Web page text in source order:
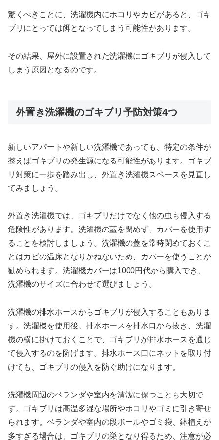
驚くべきことに、洗濯機内にホコリやカビがあると、ゴキ
ブリにとっては餌となってしまう可能性があります。
その結果、屋外に設置された洗濯機にゴキブリが侵入して
しまう原因となるのです。
外置き洗濯機のゴキブリ予防対策4つ
新しいアパートや新しい洗濯機であっても、特定の条件が
整えばゴキブリの発生源になる可能性があります。ゴキブ
リ対策に一歩を踏み出し、外置き洗濯機スペースを見直し
てみましょう。
外置き洗濯機では、ゴキブリだけでなく他の虫も侵入する
危険性があります。洗濯機の蓋を閉めず、カバーを使用す
ることを検討しましょう。洗濯機の蓋を常時閉めておくこ
とはカビの温床となりかねないため、カバーを使うことが
勧められます。洗濯機カバーは1000円代から購入でき、
洗濯機のサイズに合わせて選びましょう。
洗濯機の排水ホースからゴキブリが侵入することもありま
す。洗濯機を使用後、排水ホースを排水口から抜き、洗濯
機の横に掛けておくことで、ゴキブリが排水ホースを通じ
て侵入するのを防げます。排水ホース口にネットを取り付
けても、ゴキブリの侵入を防ぐ助けになります。
洗濯機周辺のベランダや室内を清潔に保つことも大切で
す。ゴキブリは高温多湿な場所やホコリやゴミに引き寄せ
られます。ベランダや室内の段ボールやゴミ袋、鉢植えが
多すぎる場合は、ゴキブリの巣となり得るため、注意が必